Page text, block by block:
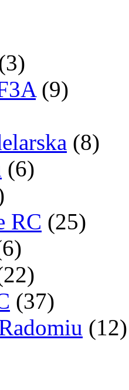
(9)
(8)
(6)
RC (25)
(37)
(12)